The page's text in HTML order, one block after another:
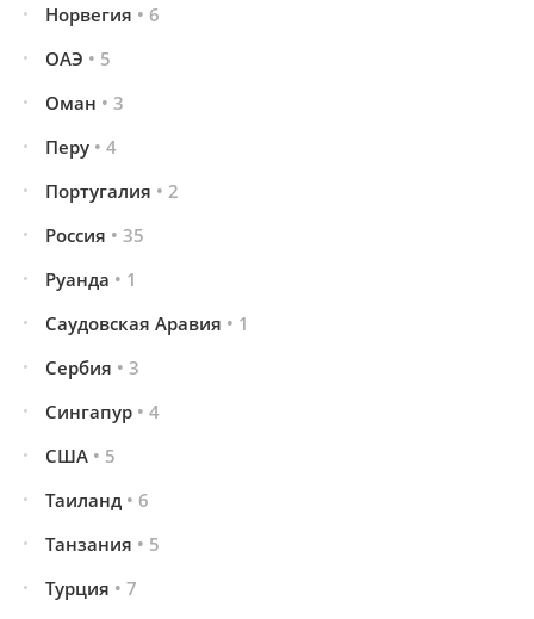
Норвегия • 6
ОАЭ • 5
Оман • 3
Перу • 4
Португалия • 2
Россия • 35
Руанда • 1
Саудовская Аравия • 1
Сербия • 3
Сингапур • 4
США • 5
Таиланд • 6
Танзания • 5
Турция • 7